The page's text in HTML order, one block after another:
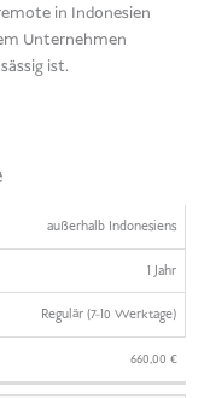
in Indonesien
Unternehmen
ist.
PREIS
außerhalb Indonesiens
1 Jahr
Regulär (7-10 Werktage)
660,00€